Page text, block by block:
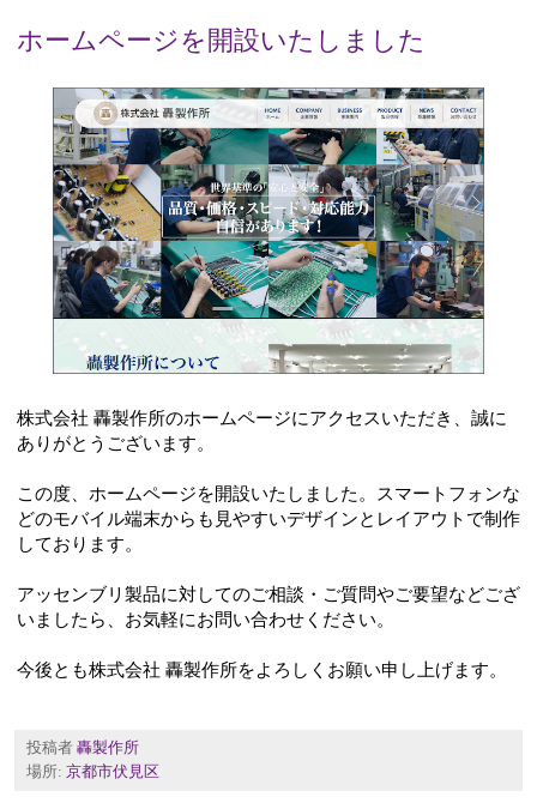
ホームページを開設いたしました
株式会社 轟製作所のホームページにアクセスいただき、誠に
ありがとうございます。
この度、ホームページを開設いたしました。スマートフォンな
どのモバイル端末からも見やすいデザインとレイアウトで制作
しております。
アッセンブリ製品に対してのご相談・ご質問やご要望などござ
いましたら、お気軽にお問い合わせください。
今後とも株式会社 轟製作所をよろしくお願い申し上げます。
投稿者 轟製作所
場所: 京都市伏見区